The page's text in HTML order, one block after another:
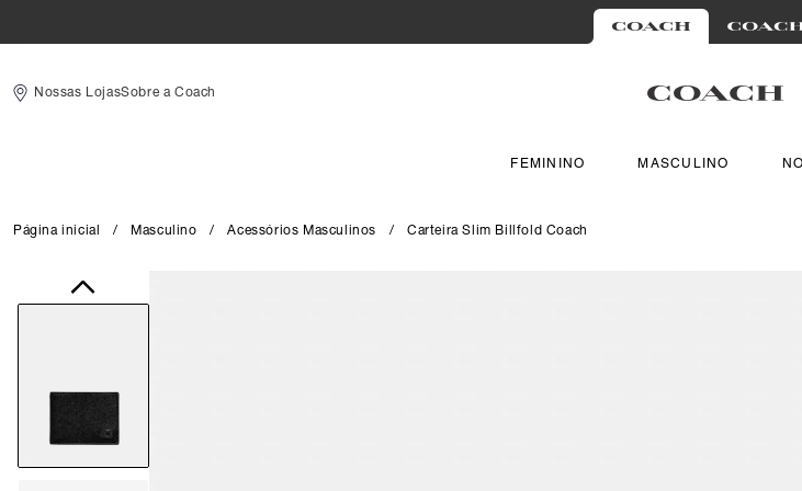
Nossas LojasSobre a Coach
FEMININO MASCULINO
Página inicial / Masculino / Acessórios Masculinos / Carteira Slim Billfold Coach